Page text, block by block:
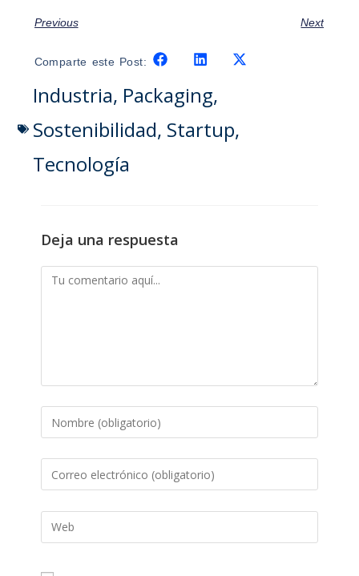
Previous Next
Comparte este Post:
Industria, Packaging,
Sostenibilidad, Startup,
Tecnología
Deja una respuesta